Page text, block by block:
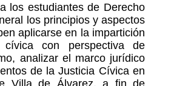
los estudiantes de Derecho
los principios y aspectos
aplicarse en la impartición
con perspectiva de
analizar el marco jurídico
de la Justicia Cívica en
Villa de Álvarez, a fin de